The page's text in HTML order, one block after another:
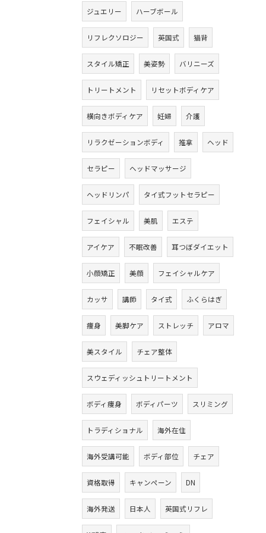
ジュエリー ハーブボール
リフレクソロジー 英国式 猫背
スタイル矯正 美姿勢 バリニーズ
トリートメント リセットボディケア
横向きボディケア 妊婦 介護
リラクゼーションボディ 推拿 ヘッド
セラピー ヘッドマッサージ
ヘッドリンパ タイ式フットセラピー
フェイシャル 美肌 エステ
アイケア 不眠改善 耳つぼダイエット
小顔矯正 美顔 フェイシャルケア
カッサ 講師 タイ式 ふくらはぎ
痩身 美脚ケア ストレッチ アロマ
美スタイル チェア整体
スウェディッシュトリートメント
ボディ痩身 ボディパーツ スリミング
トラディショナル 海外在住
海外受講可能 ボディ部位 チェア
資格取得 キャンペーン DN
海外発送 日本人 英国式リフレ